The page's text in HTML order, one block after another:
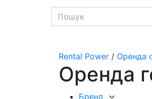
Rental Power / Оренда
Оренда
Бренд